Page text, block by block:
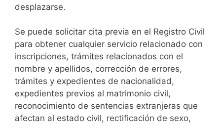
desplazarse.​
Se puede solicitar cita previa en el Registro Civil
para obtener cualquier servicio relacionado con
inscripciones, trámites relacionados con el
nombre y apellidos, corrección de errores,
trámites y expedientes de nacionalidad,
expedientes previos al matrimonio civil,
reconocimiento de sentencias extranjeras que
afectan al estado civil, rectificación de sexo,